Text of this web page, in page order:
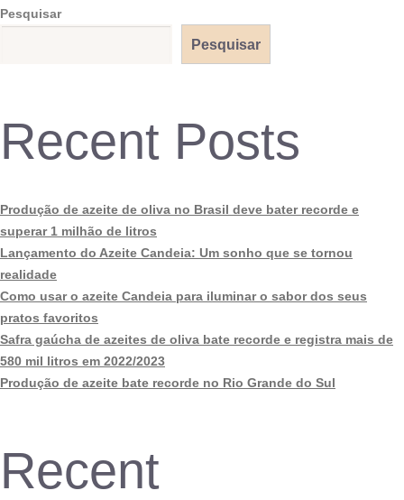
Pesquisar
Pesquisar
Recent Posts
Produção de azeite de oliva no Brasil deve bater recorde e
superar 1 milhão de litros
Lançamento do Azeite Candeia: Um sonho que se tornou
realidade
Como usar o azeite Candeia para iluminar o sabor dos seus
pratos favoritos
Safra gaúcha de azeites de oliva bate recorde e registra mais de
580 mil litros em 2022/2023
Produção de azeite bate recorde no Rio Grande do Sul
Recent